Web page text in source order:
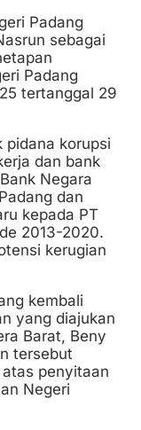
Padang
sebagai
Padang
tertanggal 29
pidana korupsi
dan bank
Negara
dan
kepada PT
2013-2020.
kerugian
kembali
yang diajukan
Barat, Beny
tersebut
penyitaan
Negeri